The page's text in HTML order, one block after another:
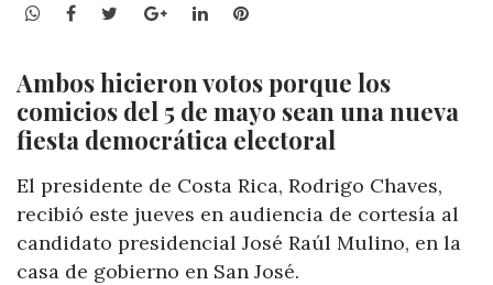
WhatsApp
Facebook
TwitterGoogle+LinkedInPinterest
Ambos hicieron votos porque los
comicios del 5 de mayo sean una nueva
fiesta democrática electoral
El presidente de Costa Rica, Rodrigo Chaves,
recibió este jueves en audiencia de cortesía al
candidato presidencial José Raúl Mulino, en la
casa de gobierno en San José.